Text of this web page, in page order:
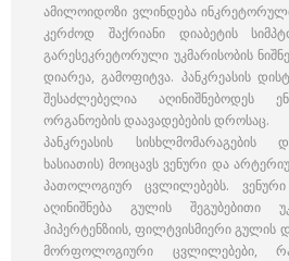
ამილოიდოზი ვლინდება ინკრეტორული
კერძოდ შაქრიანი დიაბეტის
გარესეკრეტორული უკმარისობის
დიარეა, გამოფიტვა. პანკრეასის
შესაძლებელია აღინიშნებოდეს
ორგანოების დაავადებების დროსაც.
პანკრეასის სისხლმომარაგების
ხასიათის) მოიცავს ვენური და
პათოლოგიურ ცვლილებებს. ვენური
აღინიშნება გულის შეგუბებითი
ჰიპერტენზიის, ფილტვისმიერი გულის
მორფოლოგიური ცვლილებები,